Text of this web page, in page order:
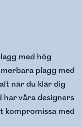
med hög
plagg med
när du klär dig
våra designers
kompromissa med